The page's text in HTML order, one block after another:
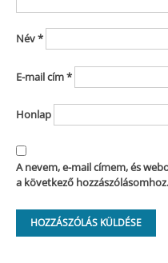
Név*
E-mail cím*
Honlap
A nevem, e-mail címem, és
a következő hozzászólásomhoz.